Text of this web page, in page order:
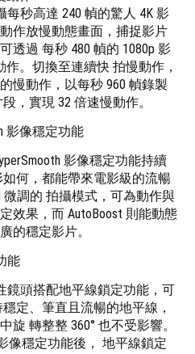
每秒高達 240 幀的驚人 4K 影
作放慢動態畫面，捕捉影片
透過 每秒 480 幀的 1080p 影
作。切換至連續快 拍慢動作，
慢動作，以每秒 960 幀錄製
，實現 32 倍速慢動作。
影像穩定功能
影像穩定功能持續
何，都能帶來電影級的流暢
微調的 拍攝模式，可為動作與
效果，而 AutoBoost 則能動態
的穩定影片。
能
鏡頭搭配地平線鎖定功能，可
定、筆直且流暢的地平線，
旋 轉整整 360° 也不受影響。
像穩定功能後， 地平線鎖定